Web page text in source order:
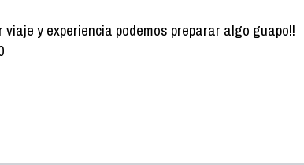
y experiencia podemos preparar algo guapo!!